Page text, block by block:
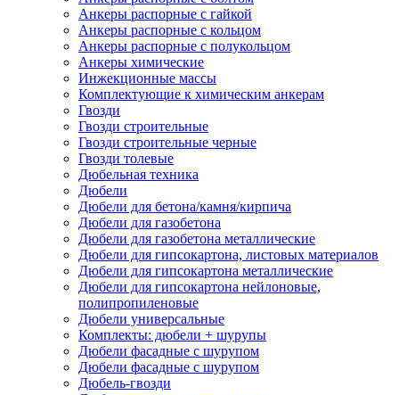
Анкеры распорные с гайкой
Анкеры распорные с кольцом
Анкеры распорные с полукольцом
Анкеры химические
Инжекционные массы
Комплектующие к химическим анкерам
Гвозди
Гвозди строительные
Гвозди строительные черные
Гвозди толевые
Дюбельная техника
Дюбели
Дюбели для бетона/камня/кирпича
Дюбели для газобетона
Дюбели для газобетона металлические
Дюбели для гипсокартона, листовых материалов
Дюбели для гипсокартона металлические
Дюбели для гипсокартона нейлоновые,
полипропиленовые
Дюбели универсальные
Комплекты: дюбели + шурупы
Дюбели фасадные с шурупом
Дюбели фасадные с шурупом
Дюбель-гвозди